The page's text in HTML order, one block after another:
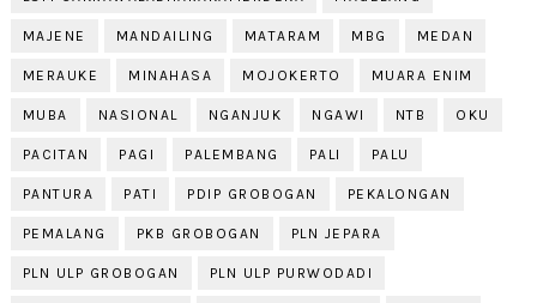
MAJENE MANDAILING MATARAM MBG MEDAN
MERAUKE MINAHASA MOJOKERTO MUARA ENIM
MUBA NASIONAL NGANJUK NGAWI NTB OKU
PACITAN PAGI PALEMBANG PALI PALU
PANTURA PATI PDIP GROBOGAN PEKALONGAN
PEMALANG PKB GROBOGAN PLN JEPARA
PLN ULP GROBOGAN PLN ULP PURWODADI